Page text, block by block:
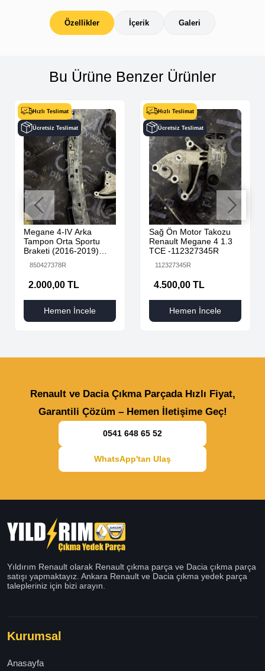
Özellikler İçerik Galeri
Bu Ürüne Benzer Ürünler
Hızlı Teslimat
Ücretsiz Teslimat
Megane 4-IV Arka
Tampon Orta Sportu
Braketi (2016-2019)
Mais
850427378R
2.000,00 TL
Hemen İncele
Hızlı Teslimat
Ücretsiz Teslimat
Sağ Ön Motor Takozu
Renault Megane 4 1.3
TCE -112327345R
112327345R
4.500,00 TL
Hemen İncele
Renault ve Dacia Çıkma Parçada Hızlı Fiyat,
Garantili Çözüm – Hemen İletişime Geç!
0541 648 65 52
WhatsApp'tan Ulaş
Yıldırım Renault olarak Renault çıkma parça ve Dacia çıkma parça
satışı yapmaktayız. Ankara Renault ve Dacia çıkma yedek parça
talepleriniz için bizi arayın.
Kurumsal
Anasayfa